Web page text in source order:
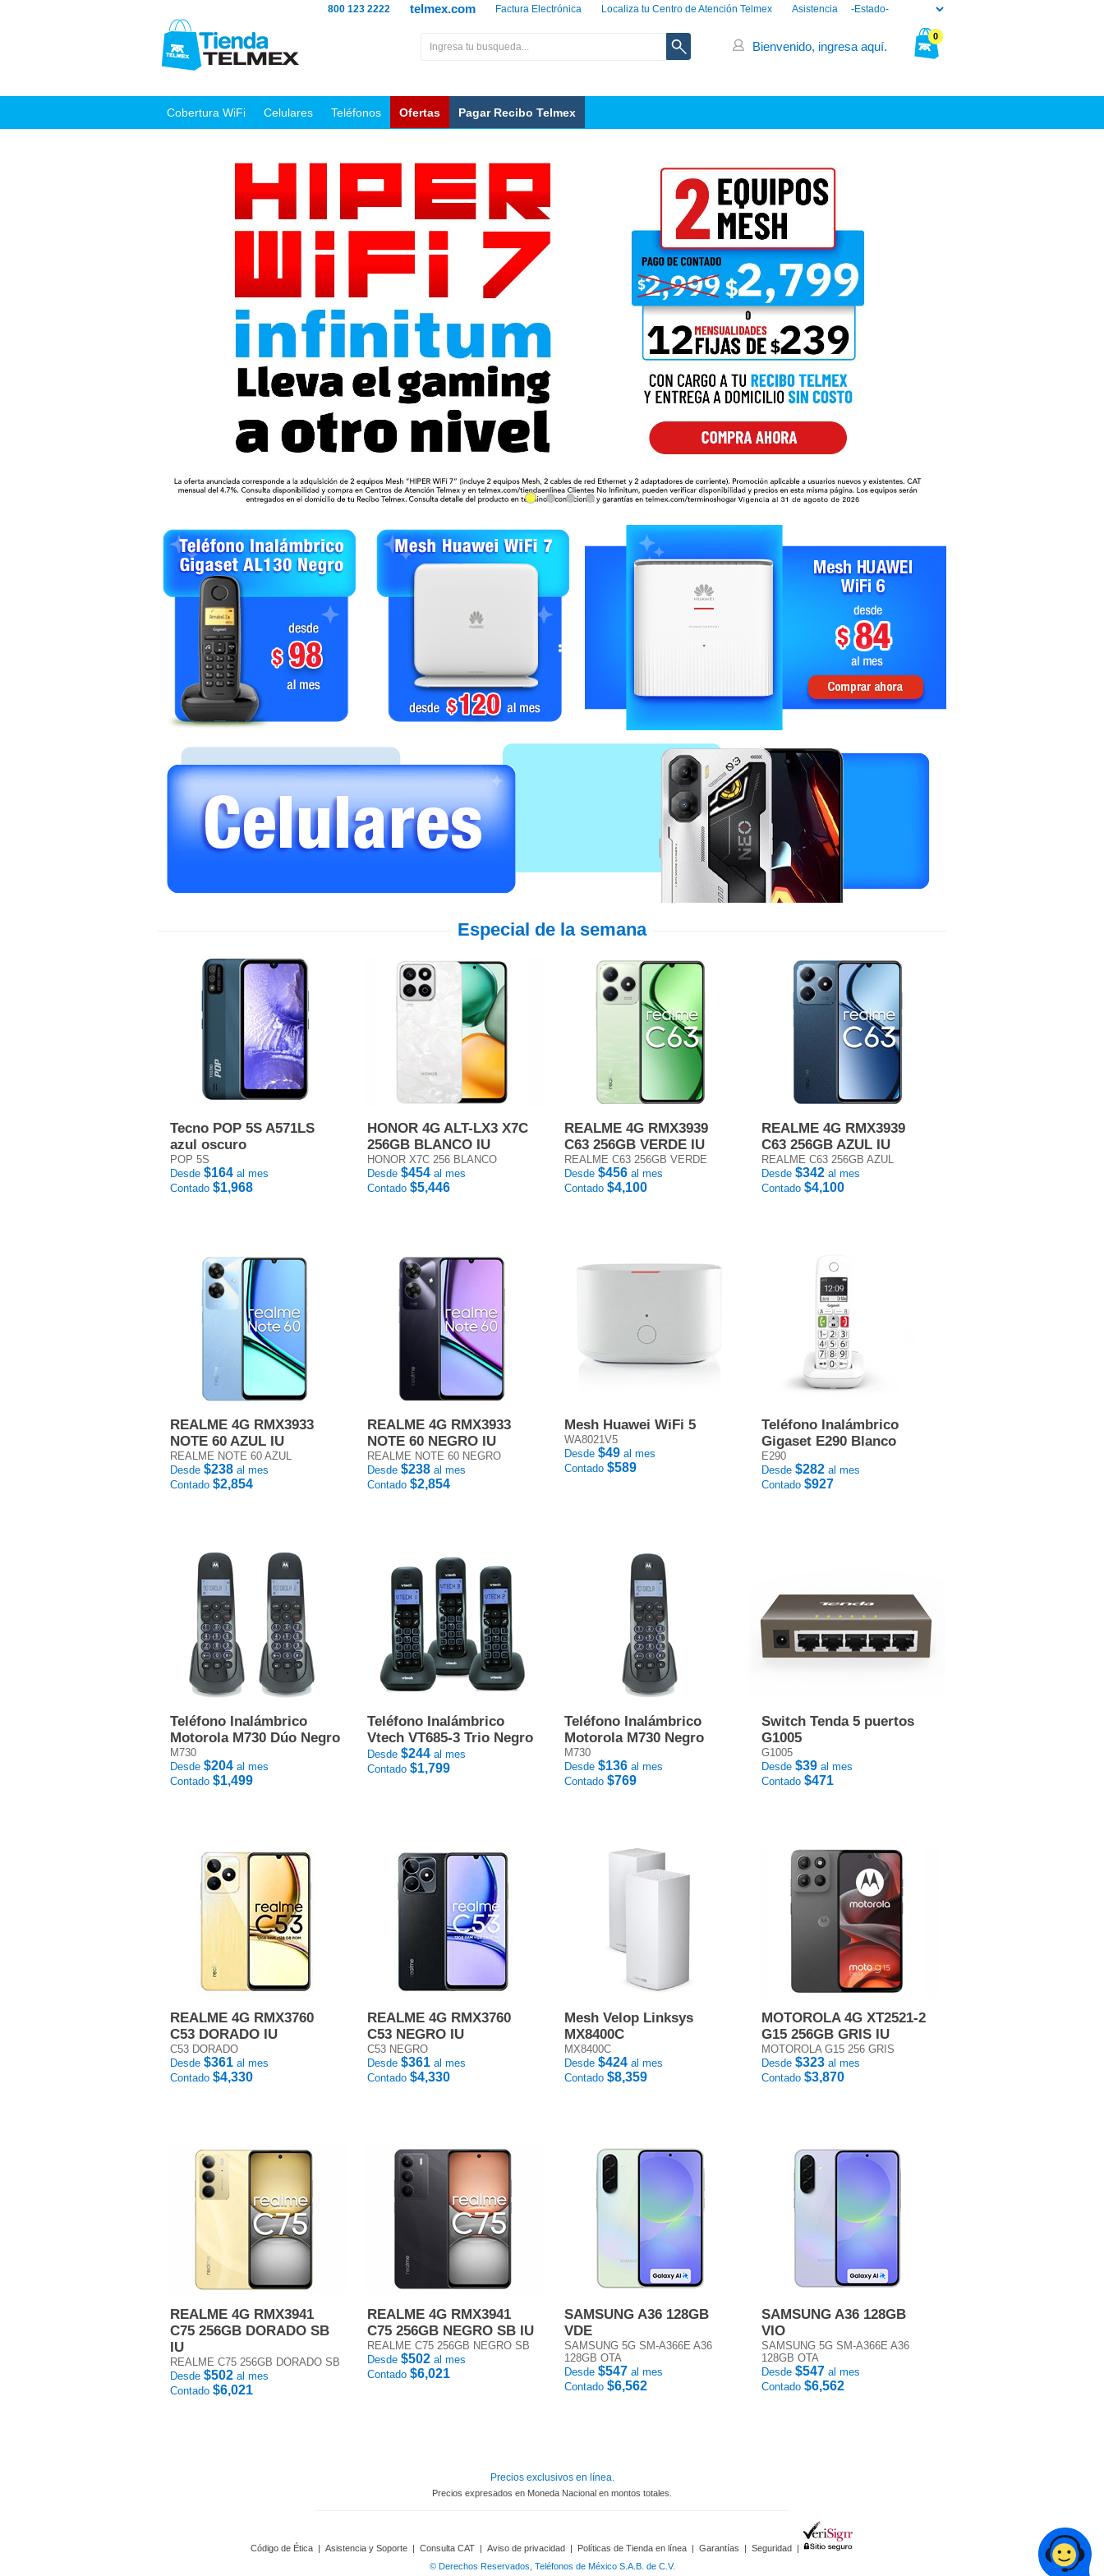
Asistencia
Localiza tu Centro de Atención Telmex
Factura Electrónica
telmex.com
800 123 2222
0
Bienvenido, ingresa aquí.
Cobertura WiFi Celulares Teléfonos Ofertas Pagar Recibo Telmex
Especial de la semana
Tecno POP 5S A571LS
azul oscuro
POP 5S
Desde $164 al mes
Contado $1,968
HONOR 4G ALT-LX3 X7C
256GB BLANCO IU
HONOR X7C 256 BLANCO
Desde $454 al mes
Contado $5,446
REALME 4G RMX3939
C63 256GB VERDE IU
REALME C63 256GB VERDE
Desde $456 al mes
Contado $4,100
REALME 4G RMX3939
C63 256GB AZUL IU
REALME C63 256GB AZUL
Desde $342 al mes
Contado $4,100
REALME 4G RMX3933
NOTE 60 AZUL IU
REALME NOTE 60 AZUL
Desde $238 al mes
Contado $2,854
REALME 4G RMX3933
NOTE 60 NEGRO IU
REALME NOTE 60 NEGRO
Desde $238 al mes
Contado $2,854
Mesh Huawei WiFi 5
WA8021V5
Desde $49 al mes
Contado $589
Teléfono Inalámbrico
Gigaset E290 Blanco
E290
Desde $282 al mes
Contado $927
Teléfono Inalámbrico
Motorola M730 Dúo Negro
M730
Desde $204 al mes
Contado $1,499
Teléfono Inalámbrico
Vtech VT685-3 Trio Negro
Desde $244 al mes
Contado $1,799
Teléfono Inalámbrico
Motorola M730 Negro
M730
Desde $136 al mes
Contado $769
Switch Tenda 5 puertos
G1005
G1005
Desde $39 al mes
Contado $471
REALME 4G RMX3760
C53 DORADO IU
C53 DORADO
Desde $361 al mes
Contado $4,330
REALME 4G RMX3760
C53 NEGRO IU
C53 NEGRO
Desde $361 al mes
Contado $4,330
Mesh Velop Linksys
MX8400C
MX8400C
Desde $424 al mes
Contado $8,359
MOTOROLA 4G XT2521-2
G15 256GB GRIS IU
MOTOROLA G15 256 GRIS
Desde $323 al mes
Contado $3,870
REALME 4G RMX3941
C75 256GB DORADO SB
IU
REALME C75 256GB DORADO SB
Desde $502 al mes
Contado $6,021
REALME 4G RMX3941
C75 256GB NEGRO SB IU
REALME C75 256GB NEGRO SB
Desde $502 al mes
Contado $6,021
SAMSUNG A36 128GB
VDE
SAMSUNG 5G SM-A366E A36
128GB OTA
Desde $547 al mes
Contado $6,562
SAMSUNG A36 128GB
VIO
SAMSUNG 5G SM-A366E A36
128GB OTA
Desde $547 al mes
Contado $6,562
Precios exclusivos en línea.
Precios expresados en Moneda Nacional en montos totales.
Código de Ética | Asistencia y Soporte | Consulta CAT | Aviso de privacidad | Políticas de Tienda en línea | Garantías | Seguridad |
© Derechos Reservados, Teléfonos de México S.A.B. de C.V.